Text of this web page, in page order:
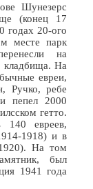
Шунезерс
(конец 17
годах 20-ого
месте парк
на
кладбища. На
евреи,
Ручко, ребе
пепел 2000
гетто.
140 евреев,
1918) и в
На том
был
1941 года